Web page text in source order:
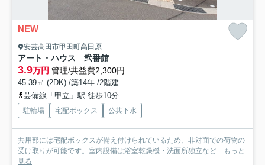
NEW
安芸高田市甲田町高田原
アート・ハウス 弐番館
3.9万円 管理/共益費2,300円
45.39㎡ (2DK) /築14年 /2階建
芸備線「甲立」駅 徒歩10分
駐輪場 宅配ボックス 公共下水
共用部には宅配ボックスが備え付けられているため、非対面での荷物の
受け取りが可能です。室内設備は浴室乾燥機・洗面所独立など...
もっと
見る